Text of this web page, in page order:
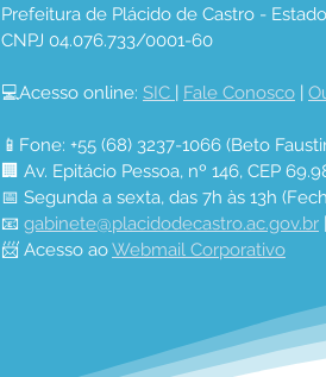
Prefeitura de Plácido de Castro -
CNPJ 04.076.733/0001-60
💻Acesso online: SIC | Fale Conosco |
📱Fone: +55 (68) 3237-1066 (Beto
🏢 Av. Epitácio Pessoa, nº 146, CEP
📅 Segunda a sexta, das 7h às 13h
📧 gabinete@placidodecastro.ac.gov.br |
📨 Acesso ao Webmail Corporativo